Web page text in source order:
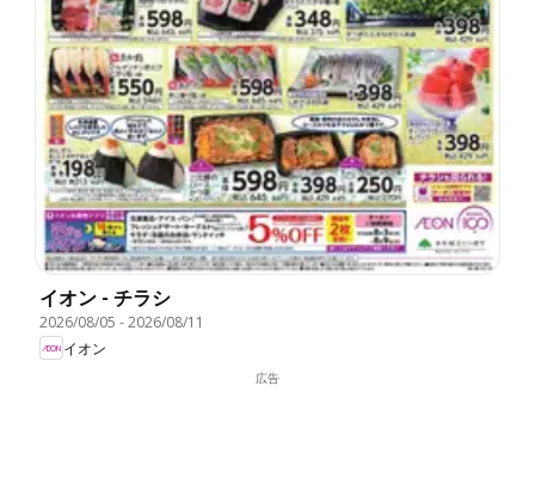
イオン - チラシ
2026/08/05 -2026/08/11
イオン
広告